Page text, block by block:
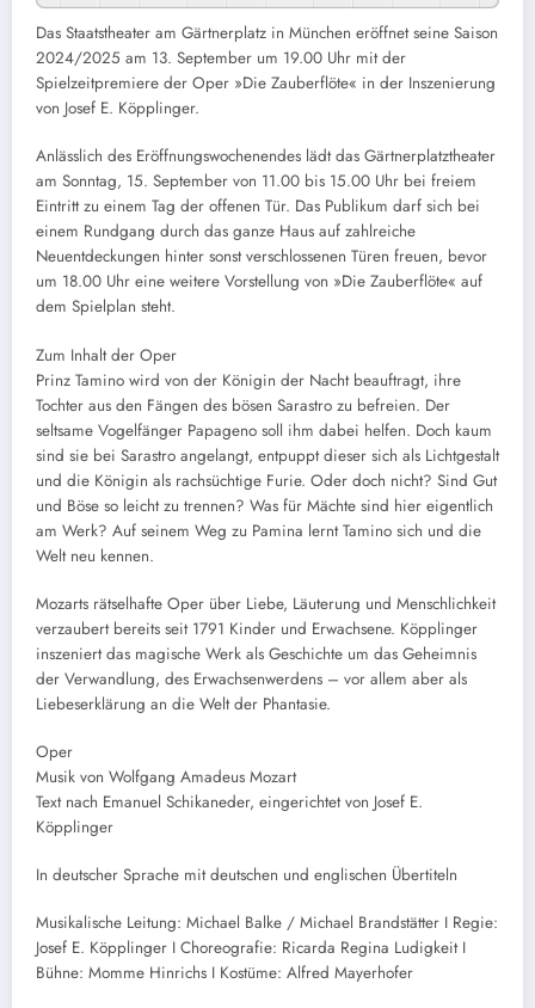
Das Staatstheater am Gärtnerplatz in München eröffnet seine Saison
2024/2025 am 13. September um 19.00 Uhr mit der
Spielzeitpremiere der Oper »Die Zauberflöte« in der Inszenierung
von Josef E. Köpplinger.
Anlässlich des Eröffnungswochenendes lädt das Gärtnerplatztheater
am Sonntag, 15. September von 11.00 bis 15.00 Uhr bei freiem
Eintritt zu einem Tag der offenen Tür. Das Publikum darf sich bei
einem Rundgang durch das ganze Haus auf zahlreiche
Neuentdeckungen hinter sonst verschlossenen Türen freuen, bevor
um 18.00 Uhr eine weitere Vorstellung von »Die Zauberflöte« auf
dem Spielplan steht.
Zum Inhalt der Oper
Prinz Tamino wird von der Königin der Nacht beauftragt, ihre
Tochter aus den Fängen des bösen Sarastro zu befreien. Der
seltsame Vogelfänger Papageno soll ihm dabei helfen. Doch kaum
sind sie bei Sarastro angelangt, entpuppt dieser sich als Lichtgestalt
und die Königin als rachsüchtige Furie. Oder doch nicht? Sind Gut
und Böse so leicht zu trennen? Was für Mächte sind hier eigentlich
am Werk? Auf seinem Weg zu Pamina lernt Tamino sich und die
Welt neu kennen.
Mozarts rätselhafte Oper über Liebe, Läuterung und Menschlichkeit
verzaubert bereits seit 1791 Kinder und Erwachsene. Köpplinger
inszeniert das magische Werk als Geschichte um das Geheimnis
der Verwandlung, des Erwachsenwerdens – vor allem aber als
Liebeserklärung an die Welt der Phantasie.
Oper
Musik von Wolfgang Amadeus Mozart
Text nach Emanuel Schikaneder, eingerichtet von Josef E.
Köpplinger
In deutscher Sprache mit deutschen und englischen Übertiteln
Musikalische Leitung: Michael Balke / Michael Brandstätter I Regie:
Josef E. Köpplinger I Choreografie: Ricarda Regina Ludigkeit I
Bühne: Momme Hinrichs I Kostüme: Alfred Mayerhofer